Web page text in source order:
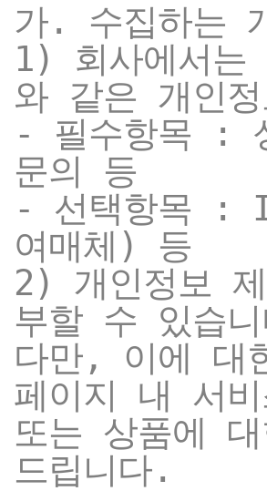
가. 수집하는
1) 회사에서는
와 같은 개인
- 필수항목 :
문의 등
- 선택항목 :
여매체) 등
2) 개인정보
부할 수 있습
다만, 이에 대
페이지 내 서비
또는 상품에
드립니다.